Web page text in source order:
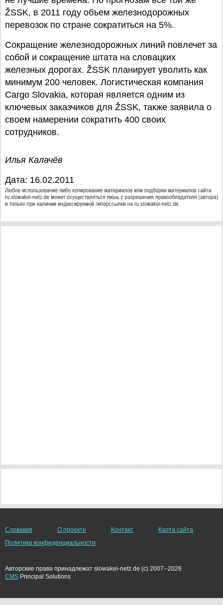
ŽSSK, в 2011 году объем железнодорожных
перевозок по стране сократиться на 5%.
Сокращение железнодорожных линий повлечет за
собой и сокращение штата на словацких
железных дорогах. ŽSSK планирует уволить как
минимум 200 человек. Логистическая компания
Cargo Slovakia, которая является одним из
ключевых заказчиков для ŽSSK, также заявила о
своем намерении сократить 400 своих
сотрудников.
Илья Калачёв
Дата: 16.02.2011
Словакия О проекте Контакт
Карта сайта
Политика конфиденциальности
Авторские права принадлежат slowakei-netz.de (c) 2007--2026
CMS Principal Solutions